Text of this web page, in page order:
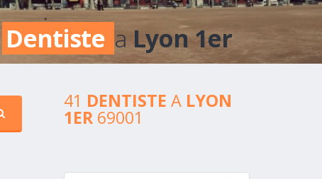
Dentiste a Lyon 1er
41 DENTISTE A LYON
1ER 69001